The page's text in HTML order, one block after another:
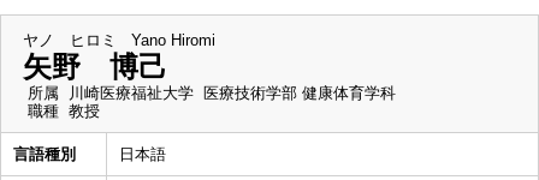
ヤノ ヒロミ Yano Hiromi
矢野 博己
所属
川崎医療福祉大学 医療技術学部 健康体育学科
職種 教授
言語種別 日本語